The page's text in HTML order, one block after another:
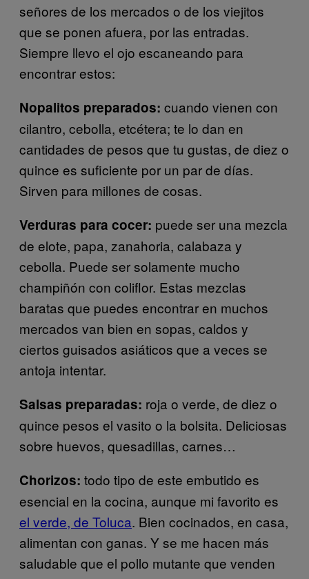
señores de los mercados o de los viejitos
que se ponen afuera, por las entradas.
Siempre llevo el ojo escaneando para
encontrar estos:
Nopalitos preparados: cuando vienen con
cilantro, cebolla, etcétera; te lo dan en
cantidades de pesos que tu gustas, de diez o
quince es suficiente por un par de días.
Sirven para millones de cosas.
Verduras para cocer: puede ser una mezcla
de elote, papa, zanahoria, calabaza y
cebolla. Puede ser solamente mucho
champiñón con coliflor. Estas mezclas
baratas que puedes encontrar en muchos
mercados van bien en sopas, caldos y
ciertos guisados asiáticos que a veces se
antoja intentar.
Salsas preparadas: roja o verde, de diez o
quince pesos el vasito o la bolsita. Deliciosas
sobre huevos, quesadillas, carnes…
Chorizos: todo tipo de este embutido es
esencial en la cocina, aunque mi favorito es
el verde, de Toluca. Bien cocinados, en casa,
alimentan con ganas. Y se me hacen más
saludable que el pollo mutante que venden